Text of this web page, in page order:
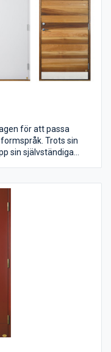
för att passa
Trots sin
sin självständiga
favorit, sannolikt flera.